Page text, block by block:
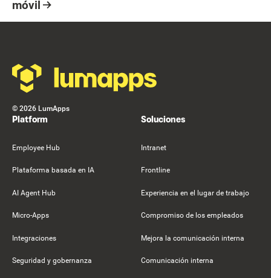
móvil
© 2026 LumApps
Platform
Employee Hub
Plataforma basada en IA
AI Agent Hub
Micro-Apps
Integraciones
Seguridad y gobernanza
Soluciones
Intranet
Frontline
Experiencia en el lugar de trabajo
Compromiso de los empleados
Mejora la comunicación interna
Comunicación interna